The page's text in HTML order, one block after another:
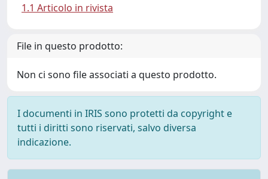
1.1 Articolo in rivista
File in questo prodotto:
Non ci sono file associati a questo prodotto.
I documenti in IRIS sono protetti da copyright e
tutti i diritti sono riservati, salvo diversa
indicazione.